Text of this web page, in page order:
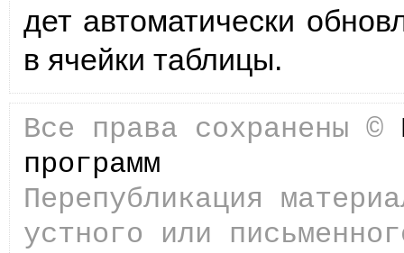
дет автоматически
в ячейки таблицы.
Все права сохранены ©
программ
Перепубликация
устного или